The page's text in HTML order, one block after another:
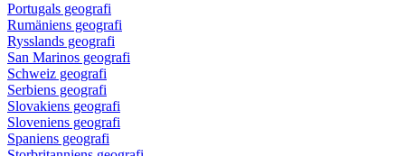
Portugals geografi
Rumäniens geografi
Rysslands geografi
San Marinos geografi
Schweiz geografi
Serbiens geografi
Slovakiens geografi
Sloveniens geografi
Spaniens geografi